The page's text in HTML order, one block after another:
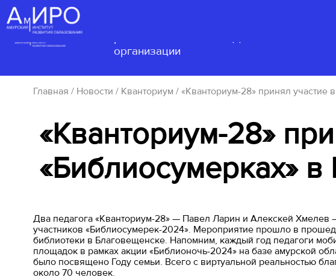
организации
Главная / Новости / Кванториум / «Кванториум-28» принял участие
«Кванториум-28»
«Библиосумерках»
Два педагога «Кванториум-28» — Павел Ларин и Алекскей Хмелев
участников «Библиосумерек-2024». Мероприятие прошло в
библиотеки в Благовещенске. Напомним, каждый год педагоги
площадок в рамках акции «Библионочь-2024» на базе амурской
было посвящено Году семьи. Всего с виртуальной реальностью
около 70 человек.